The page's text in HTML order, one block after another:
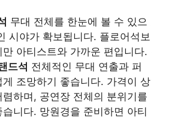
무대 전체를 한눈에 볼 수 있으
시야가 확보됩니다. 플로어석보
만 아티스트와 가까운 편입니다.
드석 전체적인 무대 연출과 퍼
게 조망하기 좋습니다. 가격이 상
하며, 공연장 전체의 분위기를
니다. 망원경을 준비하면 아티